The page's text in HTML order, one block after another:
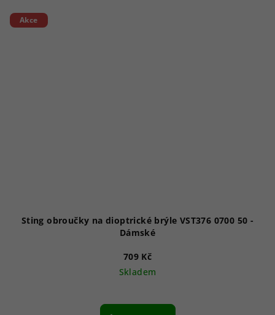
Akce
Sting obroučky na dioptrické brýle VST376 0700 50 -
Dámské
709 Kč
Skladem